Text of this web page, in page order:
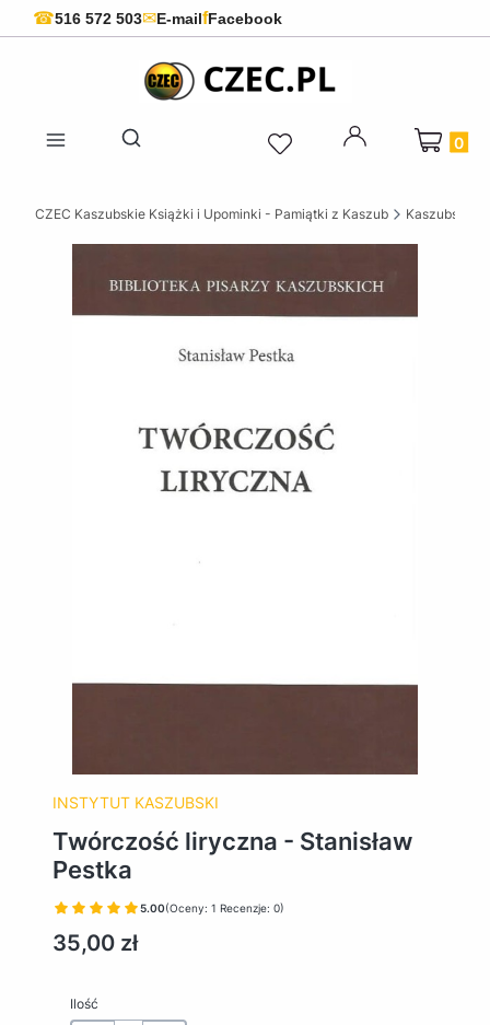
☎516 572 503✉E-mailfFacebook
Otwórz wyszukiwarkę
Produkty
CZEC Kaszubskie Książki i Upominki - Pamiątki z Kaszub Kaszubskie
INSTYTUT KASZUBSKI
Twórczość liryczna - Stanisław
Pestka
5.00(Oceny: 1 Recenzje: 0)
Cena
35,00 zł
Ilość